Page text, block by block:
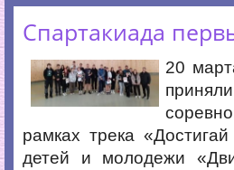
Спартакиада
20
рамках трека
детей и молодежи